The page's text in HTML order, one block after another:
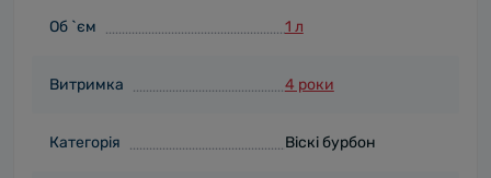
Об `єм 1 л
Витримка 4 роки
Категорія Віскі бурбон